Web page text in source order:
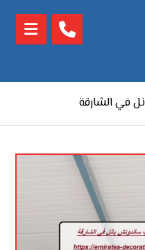
في الشارقة